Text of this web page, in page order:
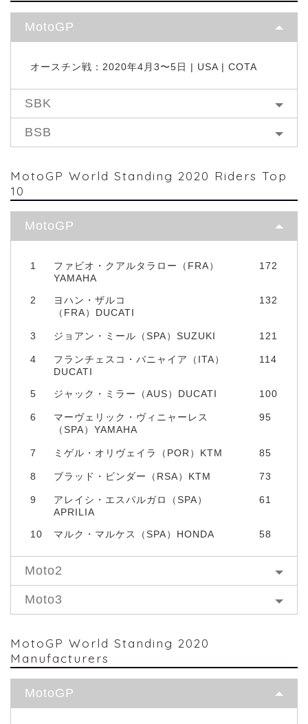
MotoGP
オースチン戦：2020年4月3〜5日 | USA | COTA
SBK
BSB
MotoGP World Standing 2020 Riders Top
10
MotoGP
1
ファビオ・クアルタラロー（FRA）
YAMAHA
172
2
ヨハン・ザルコ
（FRA）DUCATI
132
3 ジョアン・ミール（SPA）SUZUKI 121
4
フランチェスコ・バニャイア（ITA）
DUCATI
114
5 ジャック・ミラー（AUS）DUCATI 100
6
マーヴェリック・ヴィニャーレス
（SPA）YAMAHA
95
7 ミゲル・オリヴェイラ（POR）KTM 85
8 ブラッド・ビンダー（RSA）KTM 73
9
アレイシ・エスパルガロ（SPA）
APRILIA
61
10 マルク・マルケス（SPA）HONDA 58
Moto2
Moto3
MotoGP World Standing 2020
Manufacturers
MotoGP